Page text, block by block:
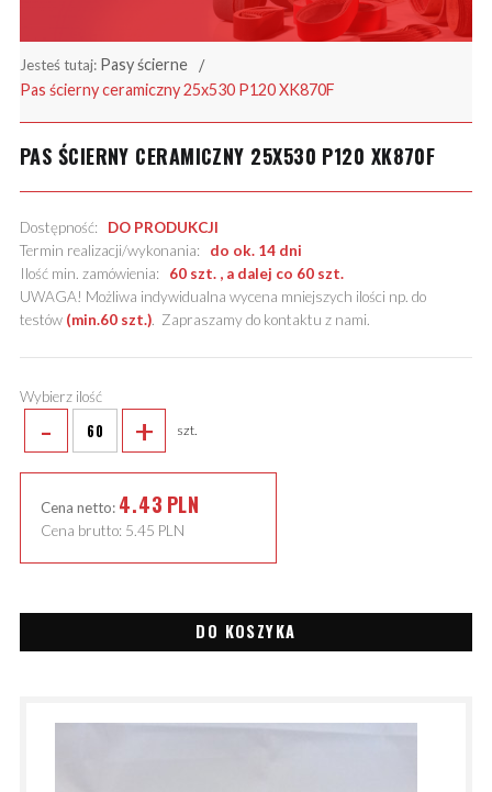
Jesteś tutaj: Pasy ścierne
Pas ścierny ceramiczny 25x530 P120 XK870F
PAS ŚCIERNY CERAMICZNY 25X530 P120 XK870F
Dostępność: DO PRODUKCJI
Termin realizacji/wykonania: do ok. 14 dni
Ilość min. zamówienia: 60 szt. , a dalej co 60 szt.
UWAGA! Możliwa indywidualna wycena mniejszych ilości np. do
testów (min.60 szt.). Zapraszamy do kontaktu z nami.
Wybierz ilość
- + szt.
Cena netto: 4.43 PLN
Cena brutto: 5.45 PLN
DO KOSZYKA